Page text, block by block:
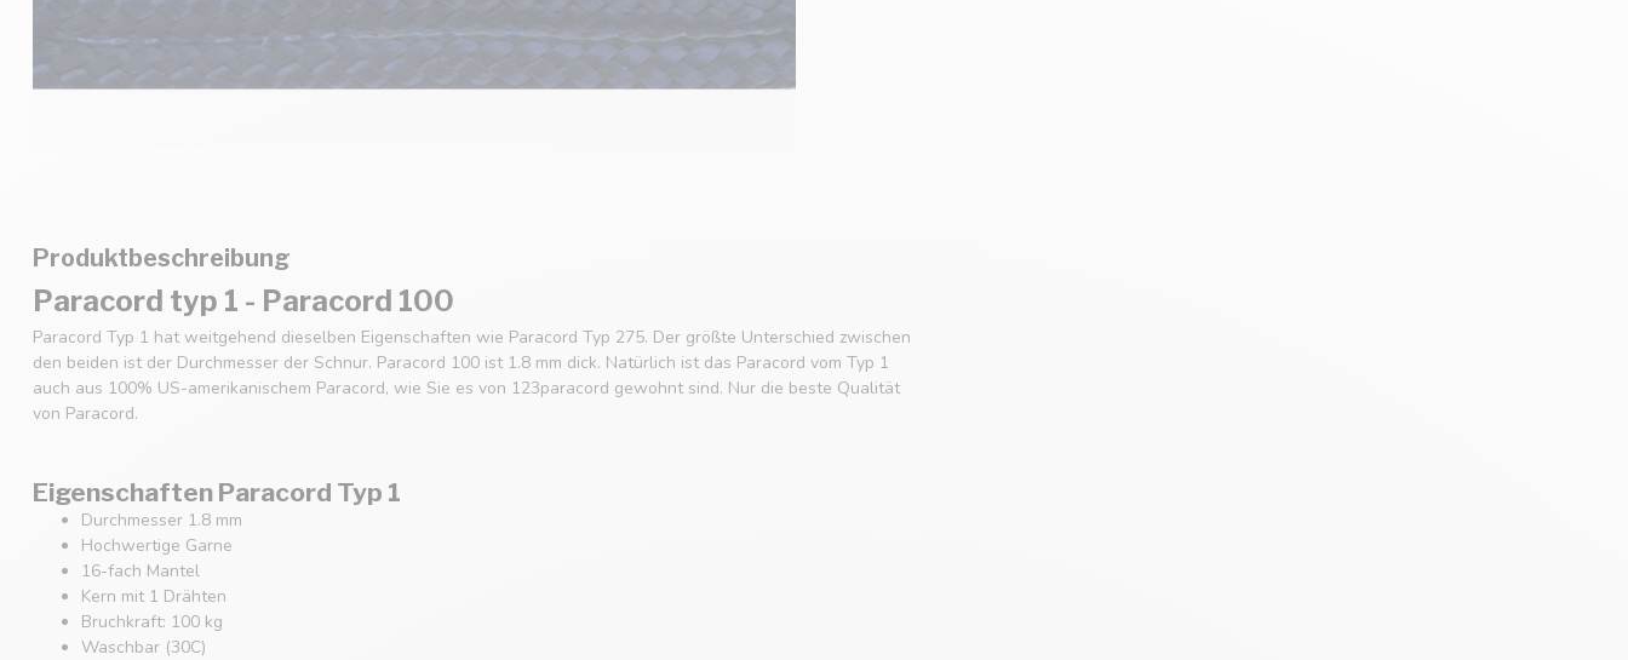
Produktbeschreibung
Paracord typ 1 - Paracord 100
Paracord Typ 1 hat weitgehend dieselben Eigenschaften wie Paracord Typ 275. Der größte Unterschied zwischen
den beiden ist der Durchmesser der Schnur. Paracord 100 ist 1.8 mm dick. Natürlich ist das Paracord vom Typ 1
auch aus 100% US-amerikanischem Paracord, wie Sie es von 123paracord gewohnt sind. Nur die beste Qualität
von Paracord.
Eigenschaften Paracord Typ 1
Durchmesser 1.8 mm
Hochwertige Garne
16-fach Mantel
Kern mit 1 Drähten
Bruchkraft: 100 kg
Waschbar (30C)